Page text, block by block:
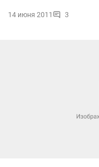
14 июня 2011 3